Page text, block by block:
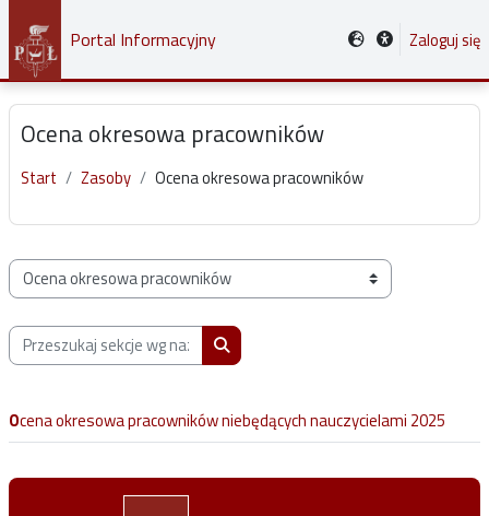
Przejdź do głównej zawartości
Portal Informacyjny Zaloguj się
Ocena okresowa pracowników
Start Zasoby Ocena okresowa pracowników
Kategorie zasobów
Przeszukaj sekcje wg nazwy, opisu lub prowadzącego
Przeszukaj sekcje wg nazwy, opisu lub
Ocena okresowa pracowników niebędących nauczycielami 2025